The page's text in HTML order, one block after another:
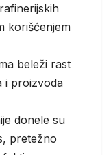
korišćenjem
beleži rast
i proizvoda
donele su
pretežno